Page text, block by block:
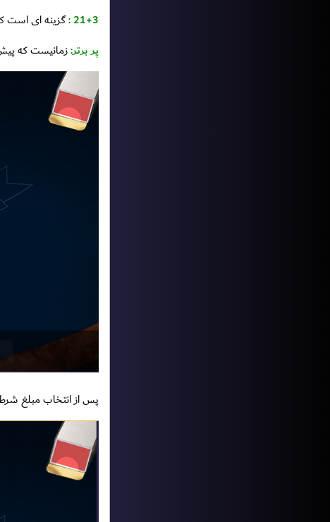
21+3 : گزینه ای است که
پر برتر:زمانیست که
پس از انتخاب مبلغ